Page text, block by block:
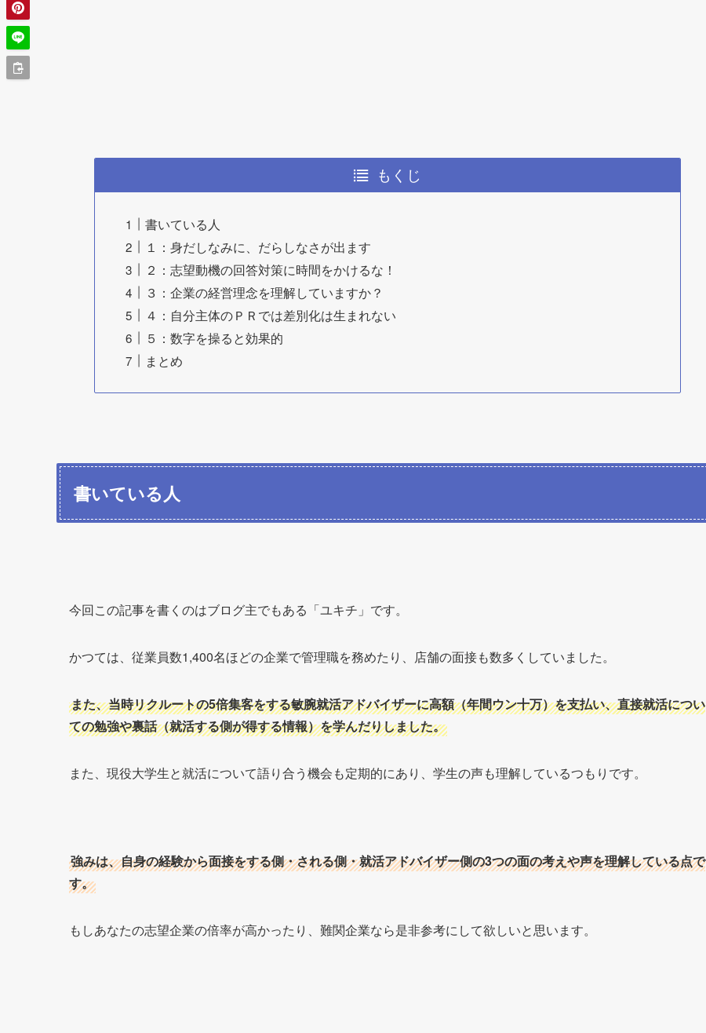
もくじ
書いている人
１：身だしなみに、だらしなさが出ます
２：志望動機の回答対策に時間をかけるな！
３：企業の経営理念を理解していますか？
４：自分主体のＰＲでは差別化は生まれない
５：数字を操ると効果的
まとめ
書いている人
今回この記事を書くのはブログ主でもある「ユキチ」です。
かつては、従業員数1,400名ほどの企業で管理職を務めたり、店舗の面接も数多くしていました。
また、当時リクルートの5倍集客をする敏腕就活アドバイザーに高額（年間ウン十万）を支払い、直接就活につい
ての勉強や裏話（就活する側が得する情報）を学んだりしました。
また、現役大学生と就活について語り合う機会も定期的にあり、学生の声も理解しているつもりです。
強みは、自身の経験から面接をする側・される側・就活アドバイザー側の3つの面の考えや声を理解している点で
す。
もしあなたの志望企業の倍率が高かったり、難関企業なら是非参考にして欲しいと思います。